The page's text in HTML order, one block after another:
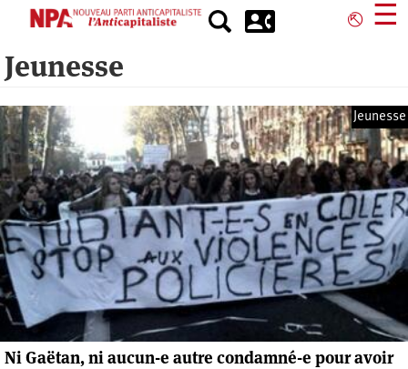
principal
⎋ ☰
Jeunesse
Jeunesse
Ni Gaëtan, ni aucun-e autre condamné-e pour avoir